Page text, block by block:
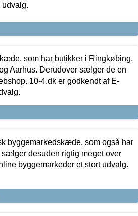
udvalg.
som har butikker i Ringkøbing,
Aarhus. Derudover sælger de en
10-4.dk er godkendt af E-
byggemarkedskæde, som også har
desuden rigtig meget over
byggemarkeder et stort udvalg.